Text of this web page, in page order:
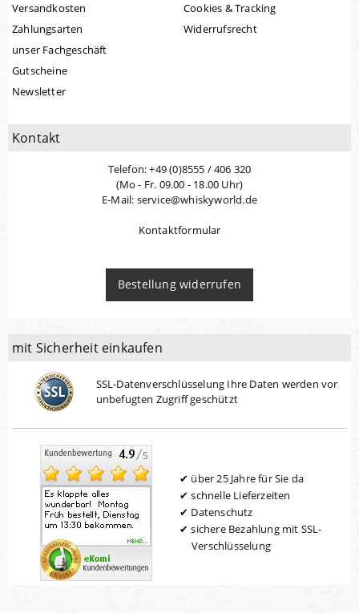
Versandkosten
Zahlungsarten
unser Fachgeschäft
Gutscheine
Newsletter
Cookies & Tracking
Widerrufsrecht
Kontakt
Telefon: +49 (0)8555 / 406 320
(Mo - Fr. 09.00 - 18.00 Uhr)
E-Mail: service@whiskyworld.de
Kontaktformular
Bestellung widerrufen
mit Sicherheit einkaufen
SSL-Datenverschlüsselung Ihre Daten werden vor
unbefugten Zugriff geschützt
über 25 Jahre für Sie da
schnelle Lieferzeiten
Datenschutz
sichere Bezahlung mit SSL-
Verschlüsselung